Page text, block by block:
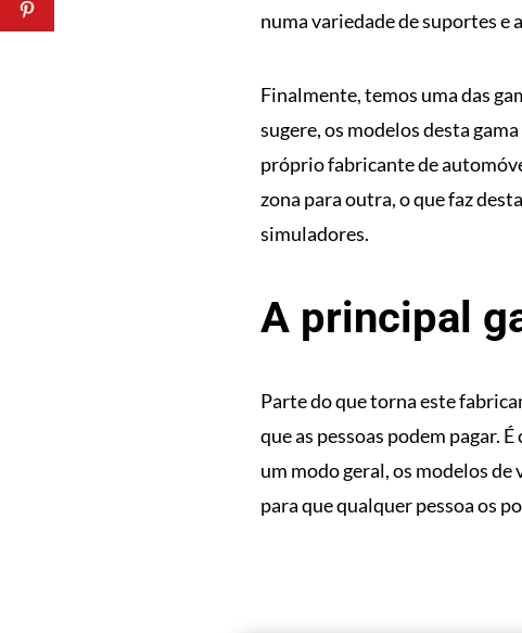
numa variedade de suportes e
Finalmente, temos uma das
sugere, os modelos desta
próprio fabricante de
zona para outra, o que faz
simuladores.
A principal
Parte do que torna este
que as pessoas podem pagar.
um modo geral, os modelos de
para que qualquer pessoa os